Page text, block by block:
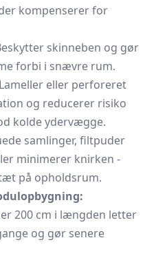
kompenserer for
skinneben og gør
forbi i snævre rum.
Lameller eller perforeret
og reducerer risiko
kolde ydervægge.
samlinger, filtpuder
minimerer knirken -
på opholdsrum.
200 cm i længden letter
og gør senere